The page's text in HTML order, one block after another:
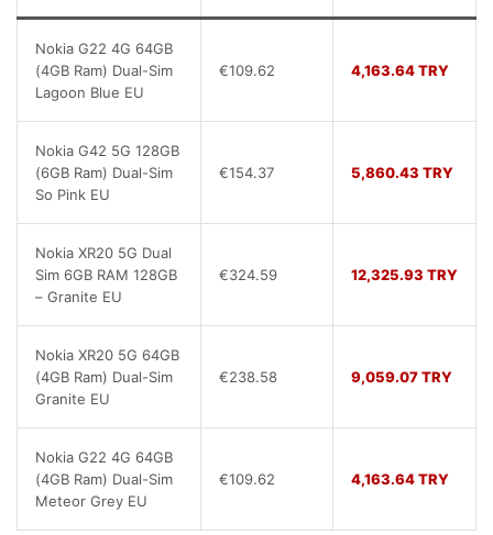
Nokia G22 4G 64GB
(4GB Ram) Dual-Sim
Lagoon Blue EU
€109.62 4,163.64 TRY
Nokia G42 5G 128GB
(6GB Ram) Dual-Sim
So Pink EU
€154.37 5,860.43 TRY
Nokia XR20 5G Dual
Sim 6GB RAM 128GB
– Granite EU
€324.59 12,325.93 TRY
Nokia XR20 5G 64GB
(4GB Ram) Dual-Sim
Granite EU
€238.58 9,059.07 TRY
Nokia G22 4G 64GB
(4GB Ram) Dual-Sim
Meteor Grey EU
€109.62 4,163.64 TRY